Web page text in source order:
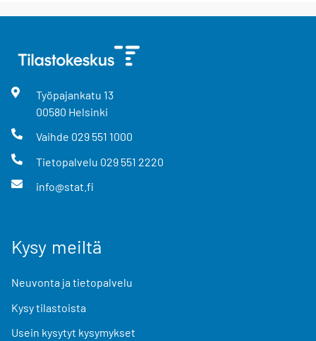
Työpajankatu 13
00580 Helsinki
Vaihde 029 551 1000
Tietopalvelu 029 551 2220
info@stat.fi
Kysy meiltä
Neuvonta ja tietopalvelu
Kysy tilastoista
Usein kysytyt kysymykset